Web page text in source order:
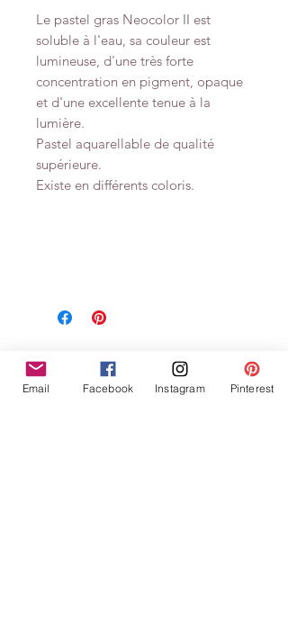
Le pastel gras Neocolor II est
soluble à l'eau, sa couleur est
lumineuse, d'une très forte
concentration en pigment, opaque
et d'une excellente tenue à la
lumière.
Pastel aquarellable de qualité
supérieure.
Existe en différents coloris.
Related Products
Email Facebook Instagram Pinterest